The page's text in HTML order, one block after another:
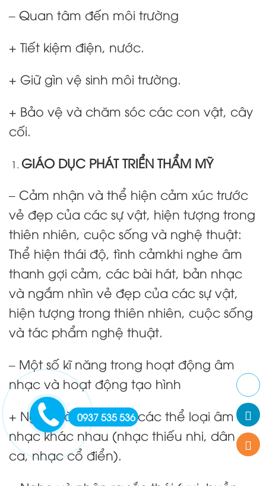
– Quan tâm đến môi trường
+ Tiết kiệm điện, nước.
+ Giữ gìn vệ sinh môi trường.
+ Bảo vệ và chăm sóc các con vật, cây
cối.
GIÁO DỤC PHÁT TRIỂN THẨM MỸ
– Cảm nhận và thể hiện cảm xúc trước
vẻ đẹp của các sự vật, hiện tượng trong
thiên nhiên, cuộc sống và nghệ thuật:
Thể hiện thái độ, tình cảmkhi nghe âm
thanh gợi cảm, các bài hát, bản nhạc
và ngắm nhìn vẻ đẹp của các sự vật,
hiện tượng trong thiên nhiên, cuộc sống
và tác phẩm nghệ thuật.
– Một số kĩ năng trong hoạt động âm
nhạc và hoạt động tạo hình
+ Nghe và nhận biết các thể loại âm
nhạc khác nhau (nhạc thiếu nhi, dân
ca, nhạc cổ điển).
0937 535 536